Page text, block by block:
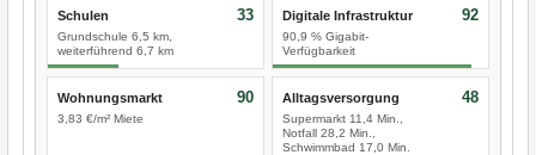
Schulen
Grundschule 6,5 km,
weiterführend 6,7 km
33 Digitale Infrastruktur
90,9 % Gigabit-
Verfügbarkeit
92
Wohnungsmarkt
3,83 €/m² Miete
90 Alltagsversorgung
Supermarkt 11,4 Min.,
Notfall 28,2 Min.,
Schwimmbad 17,0 Min.
48